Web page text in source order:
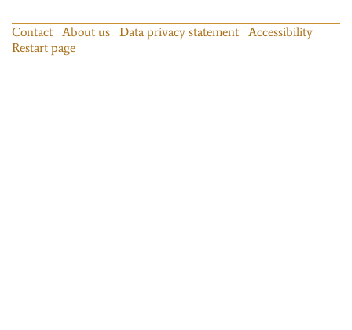
Contact About us Data privacy statement
Accessibility
Restart page